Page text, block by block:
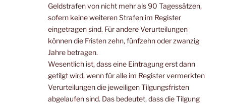
Geldstrafen von nicht mehr als 90 Tagessätzen,
sofern keine weiteren Strafen im Register
eingetragen sind. Für andere Verurteilungen
können die Fristen zehn, fünfzehn oder zwanzig
Jahre betragen.
Wesentlich ist, dass eine Eintragung erst dann
getilgt wird, wenn für alle im Register vermerkten
Verurteilungen die jeweiligen Tilgungsfristen
abgelaufen sind. Das bedeutet, dass die Tilgung